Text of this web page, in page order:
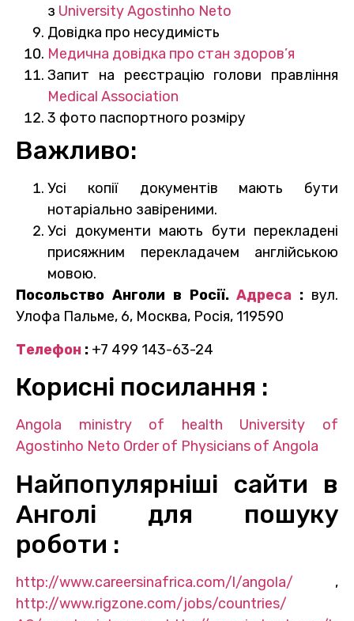
з University Agostinho Neto
Довідка про несудимість
Медична довідка про стан здоров’я
Запит на реєстрацію голови правління
Medical Association
3 фото паспортного розміру
Важливо:
Усі копії документів мають бути
нотаріально завіреними.
Усі документи мають бути перекладені
присяжним перекладачем англійською
мовою.
Посольство Анголи в Росії.Адреса : вул.
Улофа Пальме, 6, Москва, Росія, 119590
Телефон : +7 499 143-63-24
Корисні посилання :
Angola ministry of health
University of
Agostinho Neto Order of Physicians of Angola
Найпопулярніші сайти в
Анголі для пошуку
роботи :
http://www.careersinafrica.com/l/angola/ ,
http://www.rigzone.com/jobs/countries/